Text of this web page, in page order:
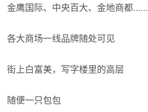
金鹰国际、中央百大、金地商都......
各大商场一线品牌随处可见
街上白富美，写字楼里的高层
随便一只包包